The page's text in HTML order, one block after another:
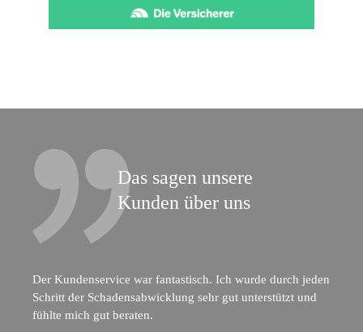
Das sagen unsere
Kunden über uns
Der Kundenservice war fantastisch. Ich wurde durch jeden
Schritt der Schadensabwicklung sehr gut unterstützt und
fühlte mich gut beraten.